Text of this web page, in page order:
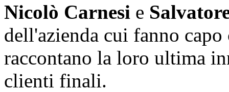
Nicolò Carnesi e
dell'azienda cui fanno
raccontano la loro ultima
clienti finali.